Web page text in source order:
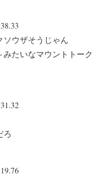
ウザそうじゃん
たいなマウントトーク
ろ